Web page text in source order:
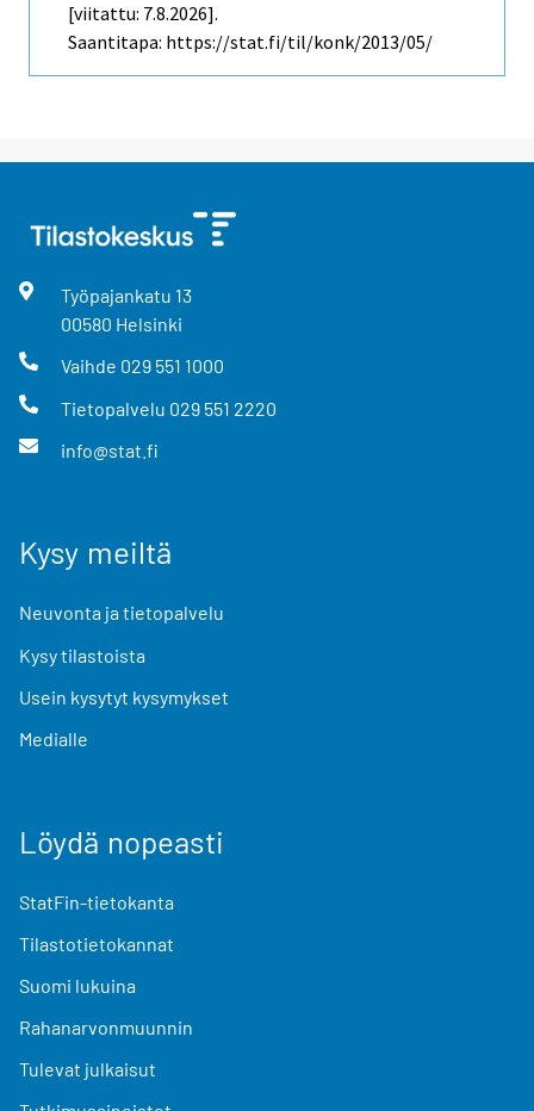
[viitattu: 7.8.2026].
Saantitapa: https://stat.fi/til/konk/2013/05/
Työpajankatu 13
00580 Helsinki
Vaihde 029 551 1000
Tietopalvelu 029 551 2220
info@stat.fi
Kysy meiltä
Neuvonta ja tietopalvelu
Kysy tilastoista
Usein kysytyt kysymykset
Medialle
Löydä nopeasti
StatFin-tietokanta
Tilastotietokannat
Suomi lukuina
Rahanarvonmuunnin
Tulevat julkaisut